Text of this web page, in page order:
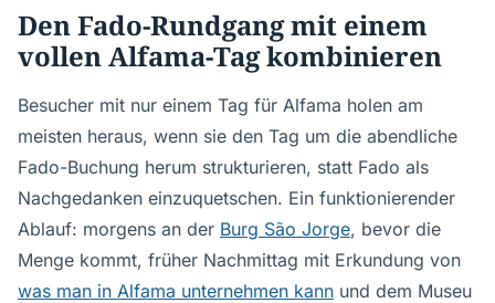
Den Fado-Rundgang mit einem
vollen Alfama-Tag kombinieren
Besucher mit nur einem Tag für Alfama holen am
meisten heraus, wenn sie den Tag um die abendliche
Fado-Buchung herum strukturieren, statt Fado als
Nachgedanken einzuquetschen. Ein funktionierender
Ablauf: morgens an der Burg São Jorge, bevor die
Menge kommt, früher Nachmittag mit Erkundung von
was man in Alfama unternehmen kann und dem Museu